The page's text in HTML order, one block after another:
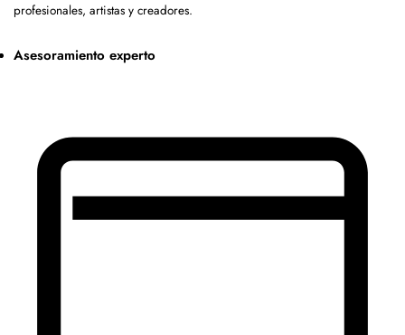
profesionales, artistas y creadores.
Asesoramiento experto